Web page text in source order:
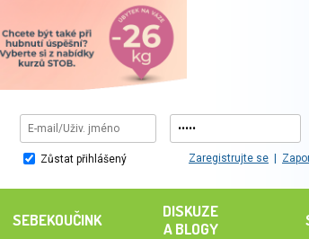
Zůstat přihlášený Zaregistrujte se
SEBEKOUČINK
DISKUZE
A BLOGY